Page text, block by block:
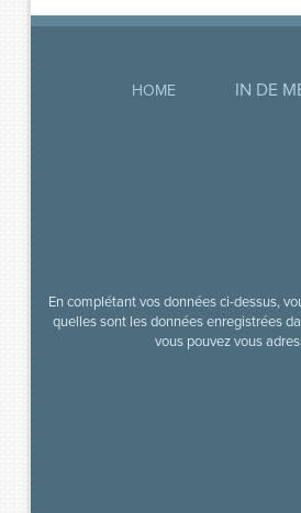
HOME IN DE
En complétant vos données ci-dessus,
quelles sont les données enregistrées
vous pouvez vous